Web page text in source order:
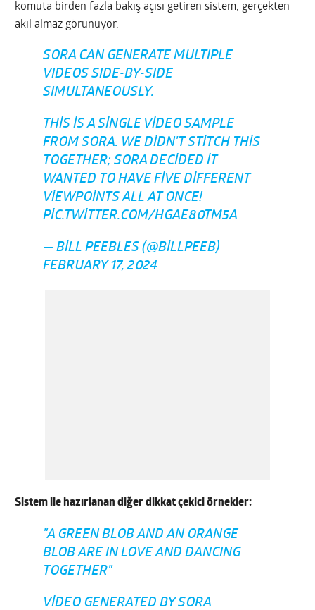
komuta birden fazla bakış açısı getiren sistem, gerçekten
akıl almaz görünüyor.
SORA CAN GENERATE MULTIPLE
VIDEOS SIDE-BY-SIDE
SIMULTANEOUSLY.
THIS IS A SINGLE VIDEO SAMPLE
FROM SORA. WE DIDN'T STITCH THIS
TOGETHER; SORA DECIDED IT
WANTED TO HAVE FIVE DIFFERENT
VIEWPOINTS ALL AT ONCE!
PIC.TWITTER.COM/HGAE80TM5A
— BILL PEEBLES (@BILLPEEB)
FEBRUARY 17, 2024
Sistem ile hazırlanan diğer dikkat çekici örnekler:
"A GREEN BLOB AND AN ORANGE
BLOB ARE IN LOVE AND DANCING
TOGETHER"
VIDEO GENERATED BY SORA